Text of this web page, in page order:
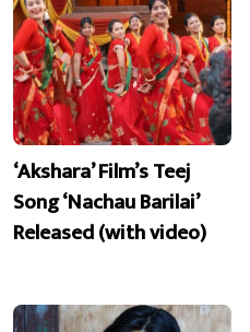
‘Akshara’ Film’s Teej
Song ‘Nachau Barilai’
Released (with video)